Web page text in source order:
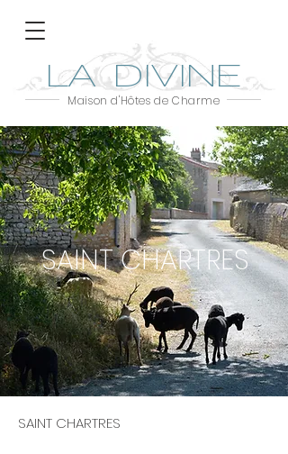
Maison d'Hôtes de Charme
LA DIVINE
SAINT CHARTRES
SAINT CHARTRES